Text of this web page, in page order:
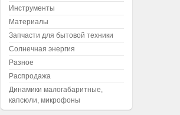
Инструменты
Материалы
Запчасти для бытовой техники
Солнечная энергия
Разное
Распродажа
Динамики малогабаритные,
капсюли, микрофоны